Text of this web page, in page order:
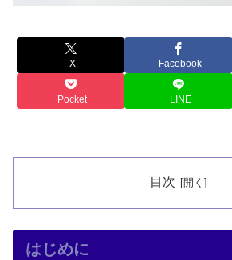
X Facebook
Pocket LINE
目次
はじめに